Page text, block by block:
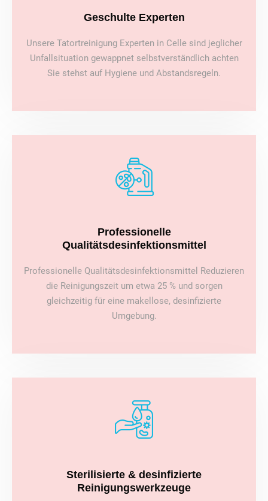
Geschulte Experten
Unsere Tatortreinigung Experten in Celle sind jeglicher
Unfallsituation gewappnet selbstverständlich achten
Sie stehst auf Hygiene und Abstandsregeln.
Professionelle
Qualitätsdesinfektionsmittel
Professionelle Qualitätsdesinfektionsmittel Reduzieren
die Reinigungszeit um etwa 25 % und sorgen
gleichzeitig für eine makellose, desinfizierte
Umgebung.
Sterilisierte & desinfizierte
Reinigungswerkzeuge